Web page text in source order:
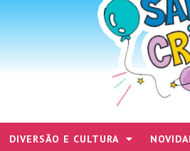
DIVERSÃO E CULTURA